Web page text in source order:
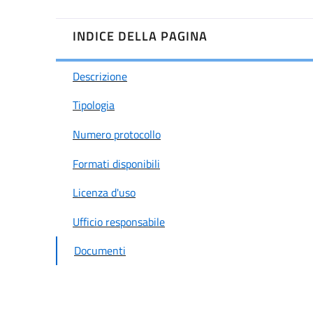
INDICE DELLA PAGINA
Descrizione
Tipologia
Numero protocollo
Formati disponibili
Licenza d'uso
Ufficio responsabile
Documenti